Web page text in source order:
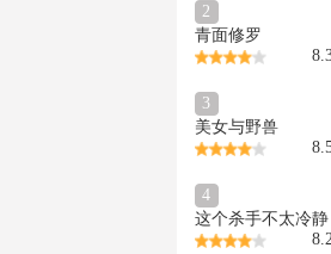
2
青面修罗
3
美女与野兽
4
这个杀手不太冷静